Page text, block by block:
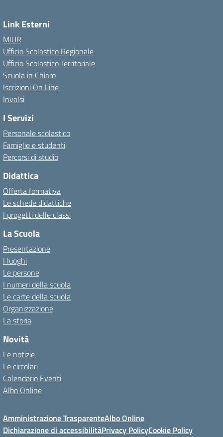
Link Esterni
MIUR
Ufficio Scolastico Regionale
Ufficio Scolastico Territoriale
Scuola in Chiaro
Iscrizioni On Line
Invalsi
I Servizi
Personale scolastico
Famiglie e studenti
Percorsi di studio
Didattica
Offerta formativa
Le schede didattiche
I progetti delle classi
La Scuola
Presentazione
I luoghi
Le persone
I numeri della scuola
Le carte della scuola
Organizzazione
La storia
Novità
Le notizie
Le circolari
Calendario Eventi
Albo Online
Amministrazione TrasparenteAlbo Online
Dichiarazione di accessibilitàPrivacy PolicyCookie Policy